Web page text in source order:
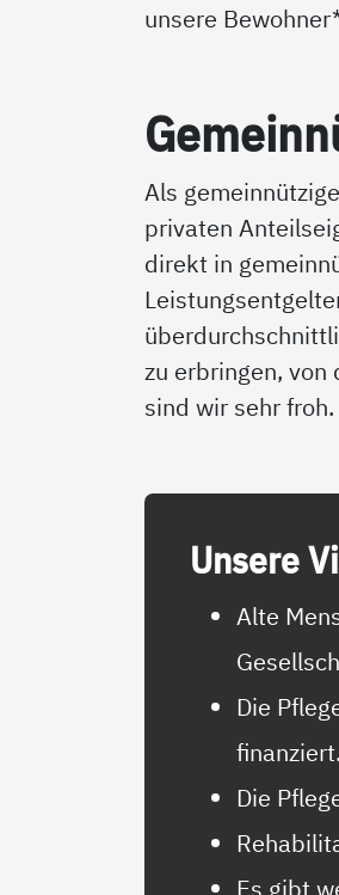
unsere
Als
privaten
direkt in
zu erbringen, von
sind wir sehr froh.
Un­se­re
Alte
Die
finanziert.
Die
Es gibt